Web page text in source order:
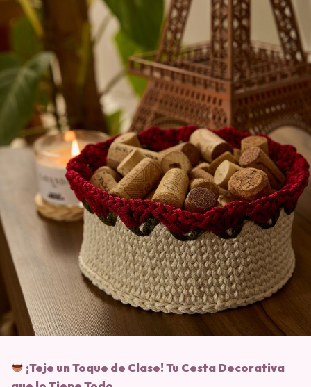
¡Teje un Toque de Clase! Tu Cesta Decorativa